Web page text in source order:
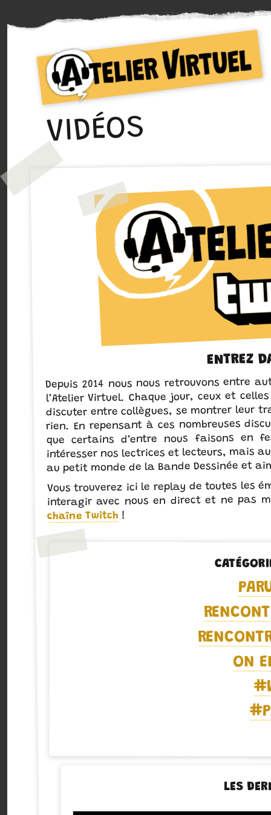
Atelier Virtuel
Collectif d'auteurs de Bande dessinée
VIDÉOS
ENTREZ
Depuis 2014 nous nous retrouvons entre
l’Atelier Virtuel. Chaque jour, ceux et
discuter entre collègues, se montrer leur
rien. En repensant à ces nombreuses
que certains d’entre nous faisons en
intéresser nos lectrices et lecteurs, mais
au petit monde de la Bande Dessinée et
Vous trouverez ici le replay de toutes les
interagir avec nous en direct et ne pas
chaîne Twitch !
ON
LES